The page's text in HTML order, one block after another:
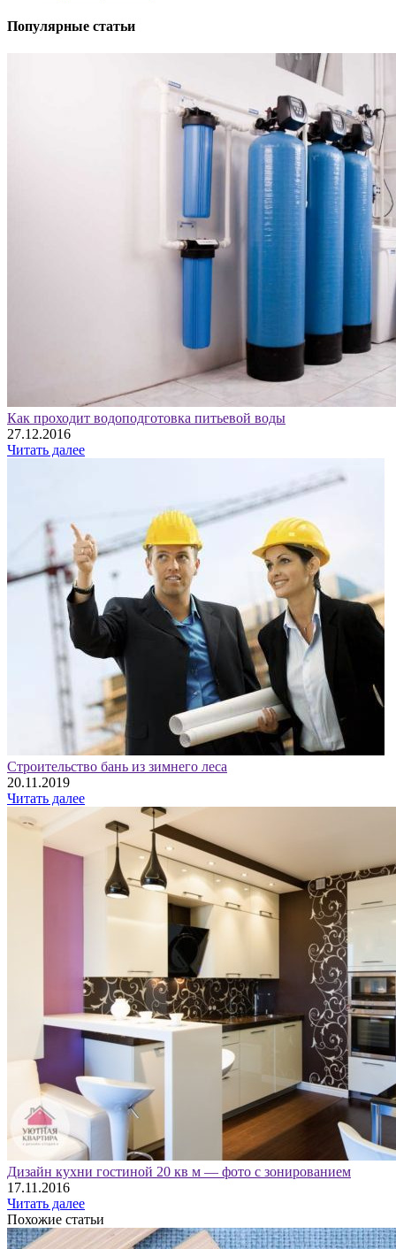
Популярные статьи
Как проходит водоподготовка питьевой воды
27.12.2016
Читать далее
Строительство бань из зимнего леса
20.11.2019
Читать далее
Дизайн кухни гостиной 20 кв м — фото с зонированием
17.11.2016
Читать далее
Похожие статьи